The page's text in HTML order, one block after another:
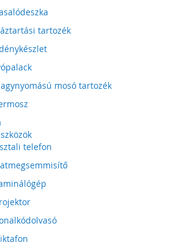
tartozék
mosó tartozék
telefon